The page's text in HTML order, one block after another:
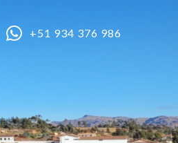
+51 934 376 986